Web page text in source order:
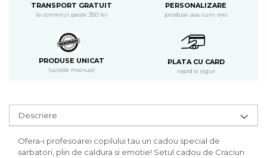
TRANSPORT GRATUIT
la comenzi peste 350 lei
PERSONALIZARE
produse asa cum vrei
PRODUSE UNICAT
lucrate manual
PLATA CU CARD
rapid si sigur
Descriere
Ofera-i profesoarei copilului tau un cadou special de
sarbatori, plin de caldura si emotie! Setul cadou de Craciun